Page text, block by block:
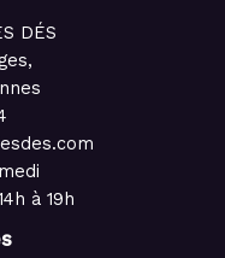
DÉS
à 19h